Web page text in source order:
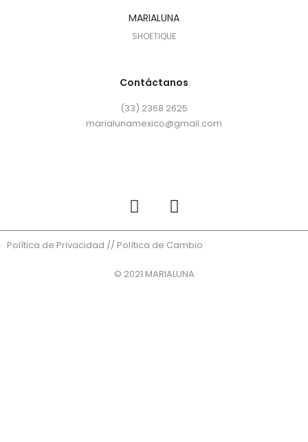
MARIALUNA
SHOETIQUE
Contáctanos
(33) 2368 2625
marialunamexico@gmail.com
Política de Privacidad // Política de Cambio
© 2021 MARIALUNA